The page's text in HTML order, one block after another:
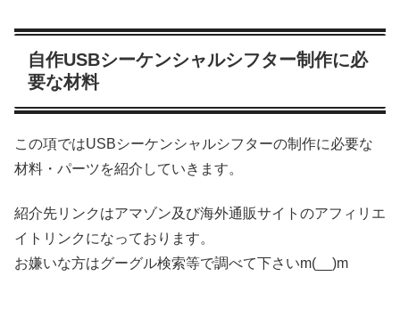
自作USBシーケンシャルシフター制作に必
要な材料
この項ではUSBシーケンシャルシフターの制作に必要な
材料・パーツを紹介していきます。
紹介先リンクはアマゾン及び海外通販サイトのアフィリエ
イトリンクになっております。
お嫌いな方はグーグル検索等で調べて下さいm(__)m